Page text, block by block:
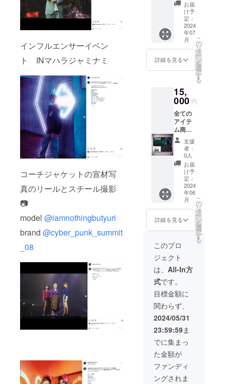
インフルエンサーイベン
ト INマハラジャミナミ
コーチジャケットの宣材写
真のリールとスチール撮影
📷
model @iamnothingbutyuri
brand @cyber_punk_summit
_08
内：相
互無
償 関
東・中
部・四
国・北
途費用
いただ
影時
間：約
１時間
ほど 撮
影枚
数：200
枚〜300
枚 写真
データ
は提供
でお願
いいた
します
降順次
発送い
たしま
す。
お届
け予
定：
2024
年07
月
詳細を見る
こ
の
リ
タ
ー
ン
を
選
択
す
る
15,
000 円
全ての
アイテ
ム商品
を15%
引き
（存続
する限
り）で
購入し
ていた
だける
メン
バー
カード
です！
今後、
セレク
ト
ショッ
プなど
でも展
開する
予定な
のでぜ
ひ今の
うちに
メン
バー
カード
をご購
入くだ
さい！
メン
ズ、レ
支援
者：
0人
お届
け予
定：
2024
年06
月
詳細を見る
こ
の
リ
タ
ー
ン
を
選
択
す
る
このプロ
ジェクト
は、 All-In方
式です。
目標金額に
関わらず、
2024/05/31
23:59:59ま
でに集まっ
た金額が
ファンディ
ングされま